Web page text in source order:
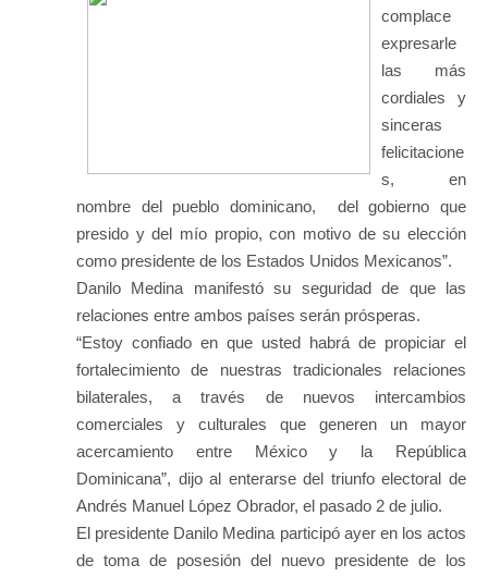
complace
expresarle
las más
cordiales y
sinceras
felicitacione
s, en
nombre del pueblo dominicano, del gobierno que
presido y del mío propio, con motivo de su elección
como presidente de los Estados Unidos Mexicanos”.
Danilo Medina manifestó su seguridad de que las
relaciones entre ambos países serán prósperas.
“Estoy confiado en que usted habrá de propiciar el
fortalecimiento de nuestras tradicionales relaciones
bilaterales, a través de nuevos intercambios
comerciales y culturales que generen un mayor
acercamiento entre México y la República
Dominicana”, dijo al enterarse del triunfo electoral de
Andrés Manuel López Obrador, el pasado 2 de julio.
El presidente Danilo Medina participó ayer en los actos
de toma de posesión del nuevo presidente de los